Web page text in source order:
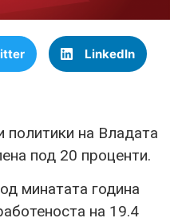
LinkedIn
политики на Владата
под 20 проценти.
минатата година
на 19.4